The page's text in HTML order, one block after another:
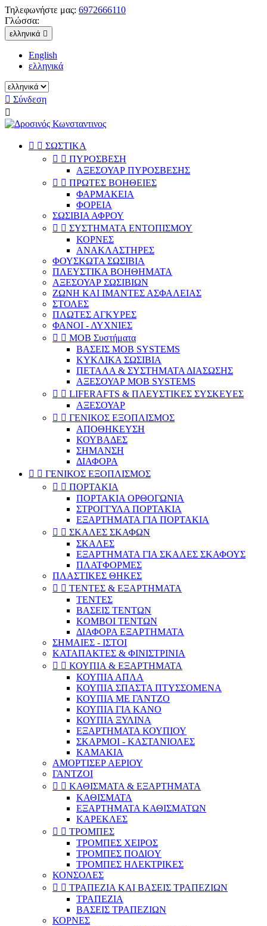
Τηλεφωνήστε μας: 6972666110
Γλώσσα:
ελληνικά 
English
ελληνικά
 Σύνδεση

  ΣΩΣΤΙΚΑ
  ΠΥΡΟΣΒΕΣΗ
ΑΞΕΣΟΥΑΡ ΠΥΡΟΣΒΕΣΗΣ
  ΠΡΩΤΕΣ ΒΟΗΘΕΙΕΣ
ΦΑΡΜΑΚΕΙΑ
ΦΟΡΕΙΑ
ΣΩΣΙΒΙΑ ΑΦΡΟΥ
  ΣΥΣΤΗΜΑΤΑ ΕΝΤΟΠΙΣΜΟΥ
ΚΟΡΝΕΣ
ΑΝΑΚΛΑΣΤΗΡΕΣ
ΦΟΥΣΚΩΤΑ ΣΩΣΙΒΙΑ
ΠΛΕΥΣΤΙΚΑ ΒΟΗΘΗΜΑΤΑ
ΑΞΕΣΟΥΑΡ ΣΩΣΙΒΙΩΝ
ΖΩΝΗ ΚΑΙ ΙΜΑΝΤΕΣ ΑΣΦΑΛΕΙΑΣ
ΣΤΟΛΕΣ
ΠΛΩΤΕΣ ΑΓΚΥΡΕΣ
ΦΑΝΟΙ - ΛΥΧΝΙΕΣ
  ΜΟΒ Συστήματα
ΒΑΣΕΙΣ MOB SYSTEMS
ΚΥΚΛΙΚΑ ΣΩΣΙΒΙΑ
ΠΕΤΑΛΑ & ΣΥΣΤΗΜΑΤΑ ΔΙΑΣΩΣΗΣ
ΑΞΕΣΟΥΑΡ MOB SYSTEMS
  LIFERAFTS & ΠΛΕΥΣΤΙΚΕΣ ΣΥΣΚΕΥΕΣ
ΑΞΕΣΟΥΑΡ
  ΓΕΝΙΚΟΣ ΕΞΟΠΛΙΣΜΟΣ
ΑΠΟΘΗΚΕΥΣΗ
ΚΟΥΒΑΔΕΣ
ΣΗΜΑΝΣΗ
ΔΙΑΦΟΡΑ
  ΓΕΝΙΚΟΣ ΕΞΟΠΛΙΣΜΟΣ
  ΠΟΡΤΑΚΙΑ
ΠΟΡΤΑΚΙΑ ΟΡΘΟΓΩΝΙΑ
ΣΤΡΟΓΓΥΛΑ ΠΟΡΤΑΚΙΑ
ΕΞΑΡΤΗΜΑΤΑ ΓΙΑ ΠΟΡΤΑΚΙΑ
  ΣΚΑΛΕΣ ΣΚΑΦΩΝ
ΣΚΑΛΕΣ
ΕΞΑΡΤΗΜΑΤΑ ΓΙΑ ΣΚΑΛΕΣ ΣΚΑΦΟΥΣ
ΠΛΑΤΦΟΡΜΕΣ
ΠΛΑΣΤΙΚΕΣ ΘΗΚΕΣ
  ΤΕΝΤΕΣ & ΕΞΑΡΤΗΜΑΤΑ
ΤΕΝΤΕΣ
ΒΑΣΕΙΣ ΤΕΝΤΩΝ
ΚOMBOI ΤΕΝΤΩΝ
ΔΙΑΦΟΡΑ ΕΞΑΡΤΗΜΑΤΑ
ΣΗΜΑΙΕΣ - ΙΣΤΟΙ
ΚΑΤΑΠΑΚΤΕΣ & ΦΙΝΙΣΤΡΙΝΙΑ
  ΚΟΥΠΙΑ & ΕΞΑΡΤΗΜΑΤΑ
ΚΟΥΠΙΑ ΑΠΛΑ
ΚΟΥΠΙΑ ΣΠΑΣΤΑ ΠΤΥΣΣΟΜΕΝΑ
ΚΟΥΠΙΑ ΜΕ ΓΑΝΤΖΟ
ΚΟΥΠΙΑ ΓΙΑ ΚΑΝΟ
ΚΟΥΠΙΑ ΞΥΛΙΝΑ
ΕΞΑΡΤΗΜΑΤΑ ΚΟΥΠΙΟΥ
ΣΚΑΡΜΟΙ - ΚΑΣΤΑΝΙΟΛΕΣ
ΚΑΜΑΚΙΑ
ΑΜΟΡΤΙΣΕΡ ΑΕΡΙΟΥ
ΓΑΝΤΖΟΙ
  ΚΑΘΙΣΜΑΤΑ & ΕΞΑΡΤΗΜΑΤΑ
ΚΑΘΙΣΜΑΤΑ
ΕΞΑΡΤΗΜΑΤΑ ΚΑΘΙΣΜΑΤΩΝ
ΚΑΡΕΚΛΕΣ
  ΤΡΟΜΠΕΣ
ΤΡΟΜΠΕΣ ΧΕΙΡΟΣ
ΤΡΟΜΠΕΣ ΠΟΔIOY
ΤΡΟΜΠΕΣ ΗΛΕΚΤΡΙΚΕΣ
ΚΟΝΣΟΛΕΣ
  ΤΡΑΠΕΖΙΑ ΚΑΙ ΒΑΣΕΙΣ ΤΡΑΠΕΖΙΩΝ
ΤΡΑΠΕΖΙΑ
ΒΑΣΕΙΣ ΤΡΑΠΕΖΙΩΝ
ΚΟΡΝΕΣ